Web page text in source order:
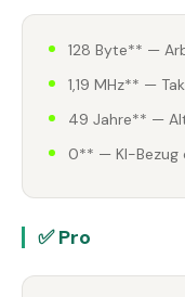
128 Byte** —
1,19 MHz** —
49 Jahre** —
0** — KI-Bezug
✅ Pro